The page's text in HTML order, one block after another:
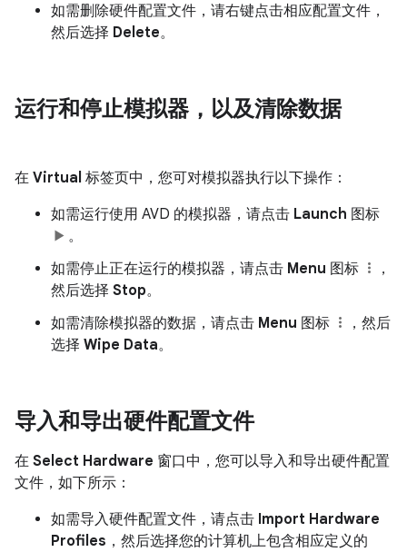
如需删除硬件配置文件，请右键点击相应配置文件，
然后选择 Delete。
运行和停止模拟器，以及清除数据
在 Virtual 标签页中，您可对模拟器执行以下操作：
如需运行使用 AVD 的模拟器，请点击 Launch 图标
。
如需停止正在运行的模拟器，请点击 Menu 图标
，
然后选择 Stop。
如需清除模拟器的数据，请点击 Menu 图标
，然后
选择 Wipe Data。
导入和导出硬件配置文件
在 Select Hardware 窗口中，您可以导入和导出硬件配置
文件，如下所示：
如需导入硬件配置文件，请点击 Import Hardware
Profiles ，然后选择您的计算机上包含相应定义的